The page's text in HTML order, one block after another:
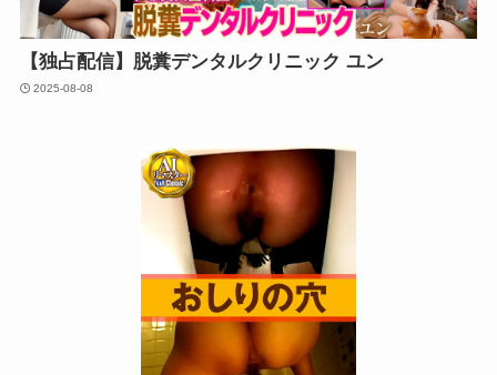
【独占配信】脱糞デンタルクリニック ユン
2025-08-08